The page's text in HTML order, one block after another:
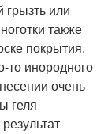
грызть или
также
покрытия.
то инородного
очень
геля